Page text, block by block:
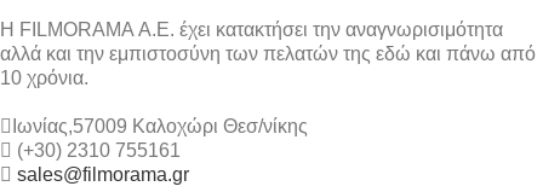
Η FILMORAMA Α.Ε. έχει κατακτήσει την αναγνωρισιμότητα
αλλά και την εμπιστοσύνη των πελατών της εδώ και πάνω από
10 χρόνια.
Ιωνίας,57009 Καλοχώρι Θεσ/νίκης
(+30) 2310 755161
sales@filmorama.gr